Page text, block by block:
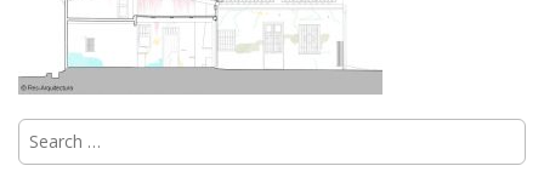
Search
for: